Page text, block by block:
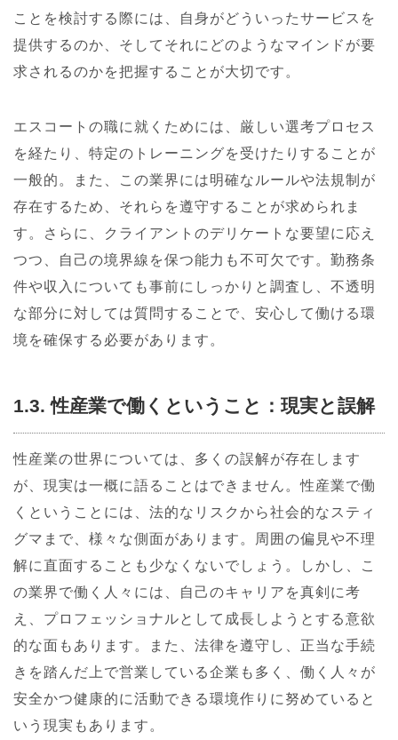
ことを検討する際には、自身がどういったサービスを
提供するのか、そしてそれにどのようなマインドが要
求されるのかを把握することが大切です。
エスコートの職に就くためには、厳しい選考プロセス
を経たり、特定のトレーニングを受けたりすることが
一般的。また、この業界には明確なルールや法規制が
存在するため、それらを遵守することが求められま
す。さらに、クライアントのデリケートな要望に応え
つつ、自己の境界線を保つ能力も不可欠です。勤務条
件や収入についても事前にしっかりと調査し、不透明
な部分に対しては質問することで、安心して働ける環
境を確保する必要があります。
1.3. 性産業で働くということ：現実と誤解
性産業の世界については、多くの誤解が存在します
が、現実は一概に語ることはできません。性産業で働
くということには、法的なリスクから社会的なスティ
グマまで、様々な側面があります。周囲の偏見や不理
解に直面することも少なくないでしょう。しかし、こ
の業界で働く人々には、自己のキャリアを真剣に考
え、プロフェッショナルとして成長しようとする意欲
的な面もあります。また、法律を遵守し、正当な手続
きを踏んだ上で営業している企業も多く、働く人々が
安全かつ健康的に活動できる環境作りに努めていると
いう現実もあります。